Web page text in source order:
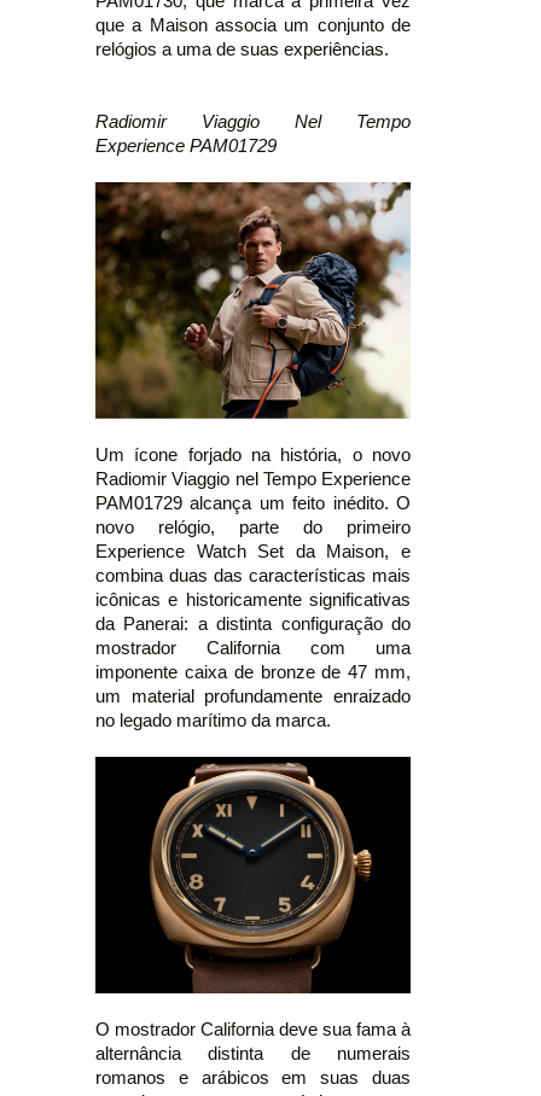
que a Maison associa um conjunto de
relógios a uma de suas experiências.
Radiomir Viaggio Nel Tempo
Experience PAM01729
Um ícone forjado na história, o novo
Radiomir Viaggio nel Tempo Experience
PAM01729 alcança um feito inédito. O
novo relógio, parte do primeiro
Experience Watch Set da Maison, e
combina duas das características mais
icônicas e historicamente significativas
da Panerai: a distinta configuração do
mostrador California com uma
imponente caixa de bronze de 47 mm,
um material profundamente enraizado
no legado marítimo da marca.
O mostrador California deve sua fama à
alternância distinta de numerais
romanos e arábicos em suas duas